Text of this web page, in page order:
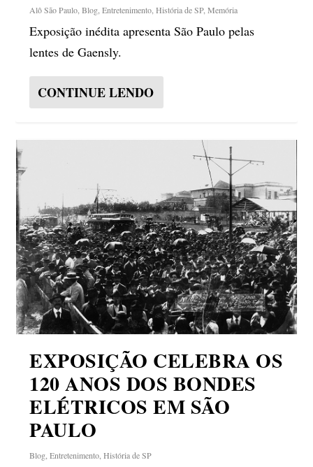
Alô São Paulo,Blog,Entretenimento,História de SP,Memória
Exposição inédita apresenta São Paulo pelas
lentes de Gaensly.
CONTINUE LENDO
EXPOSIÇÃO CELEBRA OS
120 ANOS DOS BONDES
ELÉTRICOS EM SÃO
PAULO
Blog,Entretenimento,História de SP